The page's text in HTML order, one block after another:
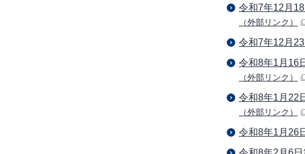
令和7年12月
（外部リンク）
令和7年12月
令和8年1月16
（外部リンク）
令和8年1月22
（外部リンク）
令和8年1月26